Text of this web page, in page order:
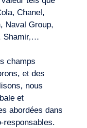
Chanel,
Naval Group,
Shamir,…
champs
et des
nous
et
abordées dans
responsables.